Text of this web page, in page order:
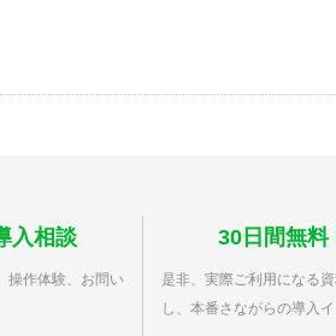
入相談
操作体験、お問い
30日間無料
是非、実際ご利用になる
し、本番さながらの導入